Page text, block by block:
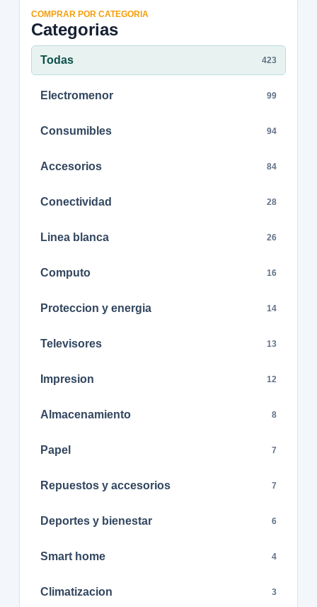
COMPRAR POR CATEGORIA
Categorias
Todas 423
Electromenor 99
Consumibles 94
Accesorios 84
Conectividad 28
Linea blanca 26
Computo 16
Proteccion y energia 14
Televisores 13
Impresion 12
Almacenamiento 8
Papel 7
Repuestos y accesorios 7
Deportes y bienestar 6
Smart home 4
Climatizacion 3